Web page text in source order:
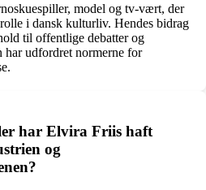
model og tv-vært, der
i dansk kulturliv. Hendes bidrag
til offentlige debatter og
udfordret normerne for
har Elvira Friis haft
og